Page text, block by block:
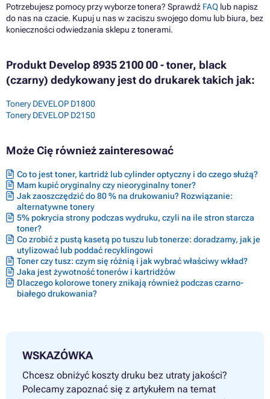
Potrzebujesz pomocy przy wyborze tonera? Sprawdź FAQ lub napisz
do nas na czacie. Kupuj u nas w zaciszu swojego domu lub biura, bez
konieczności odwiedzania sklepu z tonerami.
Produkt Develop 8935 2100 00 - toner, black
(czarny) dedykowany jest do drukarek takich jak:
Tonery DEVELOP D1800
Tonery DEVELOP D2150
Może Cię również zainteresować
Co to jest toner, kartridż lub cylinder optyczny i do czego służą?
Mam kupić oryginalny czy nieoryginalny toner?
Jak zaoszczędzić do 80 % na drukowaniu? Rozwiązanie:
alternatywne tonery
5% pokrycia strony podczas wydruku, czyli na ile stron starcza
toner?
Co zrobić z pustą kasetą po tuszu lub tonerze: doradzamy, jak je
utylizować lub poddać recyklingowi
Toner czy tusz: czym się różnią i jak wybrać właściwy wkład?
Jaka jest żywotność tonerów i kartridżów
Dlaczego kolorowe tonery znikają również podczas czarno-
białego drukowania?
WSKAZÓWKA
Chcesz obniżyć koszty druku bez utraty jakości?
Polecamy zapoznać się z artykułem na temat